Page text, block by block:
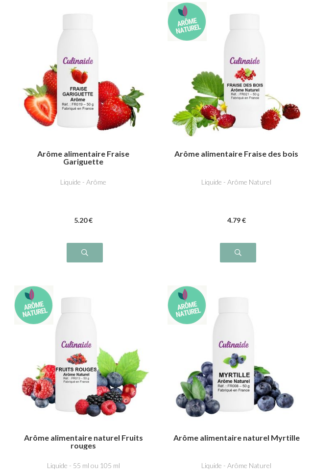
Arôme alimentaire Fraise
Gariguette
Liquide - Arôme
5.20€
Arôme alimentaire Fraise des bois
Liquide - Arôme Naturel
4.79€
Arôme alimentaire naturel Fruits
rouges
Liquide - 55 ml ou 105 ml
Arôme alimentaire naturel Myrtille
Liquide - Arôme Naturel